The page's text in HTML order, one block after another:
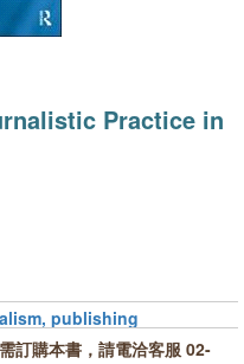
Practice in
訂購本書，請電洽客服 02-
publishing